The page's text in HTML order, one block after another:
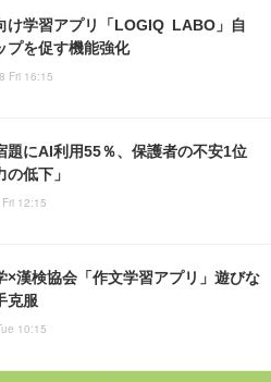
け学習アプリ「LOGIQ LABO」自
プを促す機能強化
Fri 16:15
題にAI利用55％、保護者の不安1位
の低下」
12:15
×漢検協会「作文学習アプリ」遊びな
克服
10:15